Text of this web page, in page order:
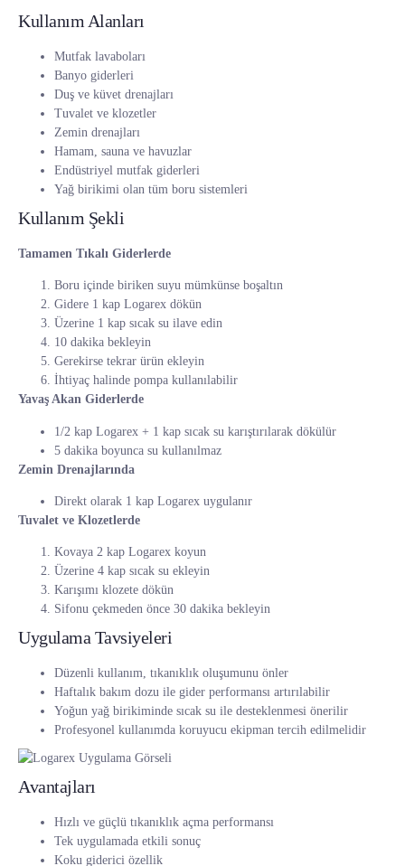
Kullanım Alanları
Mutfak lavaboları
Banyo giderleri
Duş ve küvet drenajları
Tuvalet ve klozetler
Zemin drenajları
Hamam, sauna ve havuzlar
Endüstriyel mutfak giderleri
Yağ birikimi olan tüm boru sistemleri
Kullanım Şekli
Tamamen Tıkalı Giderlerde
Boru içinde biriken suyu mümkünse boşaltın
Gidere 1 kap Logarex dökün
Üzerine 1 kap sıcak su ilave edin
10 dakika bekleyin
Gerekirse tekrar ürün ekleyin
İhtiyaç halinde pompa kullanılabilir
Yavaş Akan Giderlerde
1/2 kap Logarex + 1 kap sıcak su karıştırılarak dökülür
5 dakika boyunca su kullanılmaz
Zemin Drenajlarında
Direkt olarak 1 kap Logarex uygulanır
Tuvalet ve Klozetlerde
Kovaya 2 kap Logarex koyun
Üzerine 4 kap sıcak su ekleyin
Karışımı klozete dökün
Sifonu çekmeden önce 30 dakika bekleyin
Uygulama Tavsiyeleri
Düzenli kullanım, tıkanıklık oluşumunu önler
Haftalık bakım dozu ile gider performansı artırılabilir
Yoğun yağ birikiminde sıcak su ile desteklenmesi önerilir
Profesyonel kullanımda koruyucu ekipman tercih edilmelidir
Avantajları
Hızlı ve güçlü tıkanıklık açma performansı
Tek uygulamada etkili sonuç
Koku giderici özellik